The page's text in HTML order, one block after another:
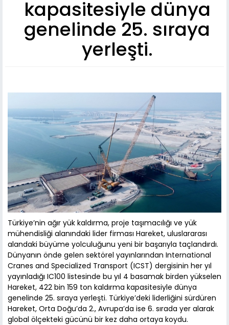
kapasitesiyle dünya
genelinde 25. sıraya
yerleşti.
Türkiye’nin ağır yük kaldırma, proje taşımacılığı ve yük
mühendisliği alanındaki lider firması Hareket, uluslararası
alandaki büyüme yolculuğunu yeni bir başarıyla taçlandırdı.
Dünyanın önde gelen sektörel yayınlarından International
Cranes and Specialized Transport (ICST) dergisinin her yıl
yayınladığı IC100 listesinde bu yıl 4 basamak birden yükselen
Hareket, 422 bin 159 ton kaldırma kapasitesiyle dünya
genelinde 25. sıraya yerleşti. Türkiye’deki liderliğini sürdüren
Hareket, Orta Doğu’da 2., Avrupa’da ise 6. sırada yer alarak
global ölçekteki gücünü bir kez daha ortaya koydu.